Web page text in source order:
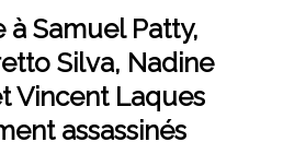
Samuel Patty,
Silva, Nadine
Vincent Laques
assassinés